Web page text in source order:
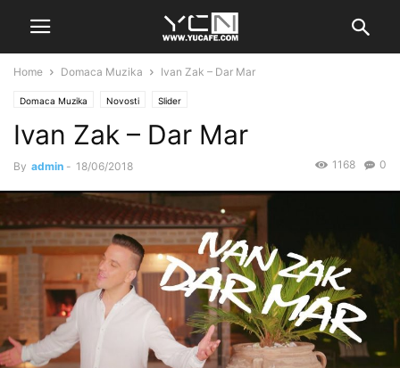
Home Domaca Muzika Ivan Zak – Dar Mar
Domaca Muzika Novosti Slider
Ivan Zak – Dar Mar
By admin - 18/06/2018 0
1168